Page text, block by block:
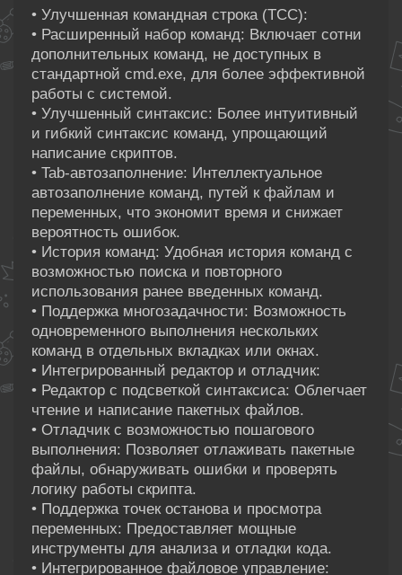
• Улучшенная командная строка (TCC):
• Расширенный набор команд: Включает сотни
дополнительных команд, не доступных в
стандартной cmd.exe, для более эффективной
работы с системой.
• Улучшенный синтаксис: Более интуитивный
и гибкий синтаксис команд, упрощающий
написание скриптов.
• Tab-автозаполнение: Интеллектуальное
автозаполнение команд, путей к файлам и
переменных, что экономит время и снижает
вероятность ошибок.
• История команд: Удобная история команд с
возможностью поиска и повторного
использования ранее введенных команд.
• Поддержка многозадачности: Возможность
одновременного выполнения нескольких
команд в отдельных вкладках или окнах.
• Интегрированный редактор и отладчик:
• Редактор с подсветкой синтаксиса: Облегчает
чтение и написание пакетных файлов.
• Отладчик с возможностью пошагового
выполнения: Позволяет отлаживать пакетные
файлы, обнаруживать ошибки и проверять
логику работы скрипта.
• Поддержка точек останова и просмотра
переменных: Предоставляет мощные
инструменты для анализа и отладки кода.
• Интегрированное файловое управление: